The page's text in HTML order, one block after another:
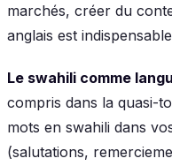
marchés, créer du
anglais est
Le swahili comme
compris dans la quasi-
mots en swahili dans
(salutations,